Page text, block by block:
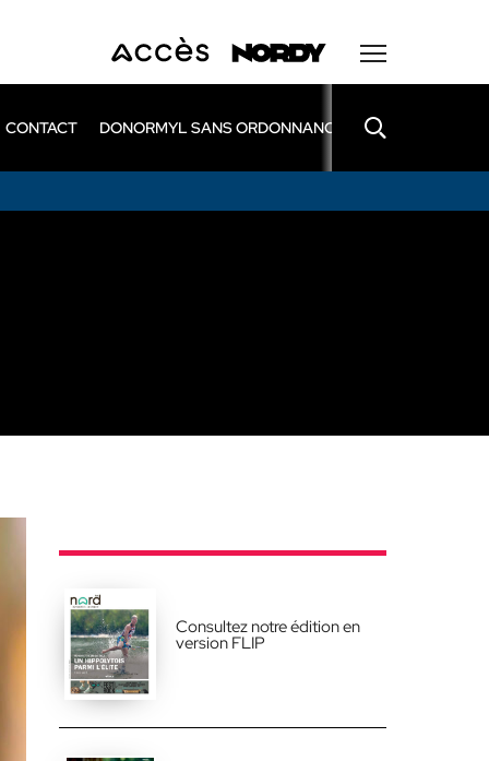
CONTACT DONORMYL SANS ORDONNANCE LEXOMIL SANS
Consultez notre édition en
version FLIP